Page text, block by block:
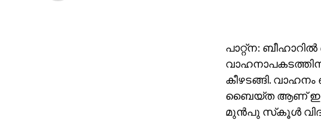
പാറ്റ്‌ന:
കീഴടങ്ങി.
ബൈയ്ത ആണ്
മുന്‍പു സ്‌കൂള്‍